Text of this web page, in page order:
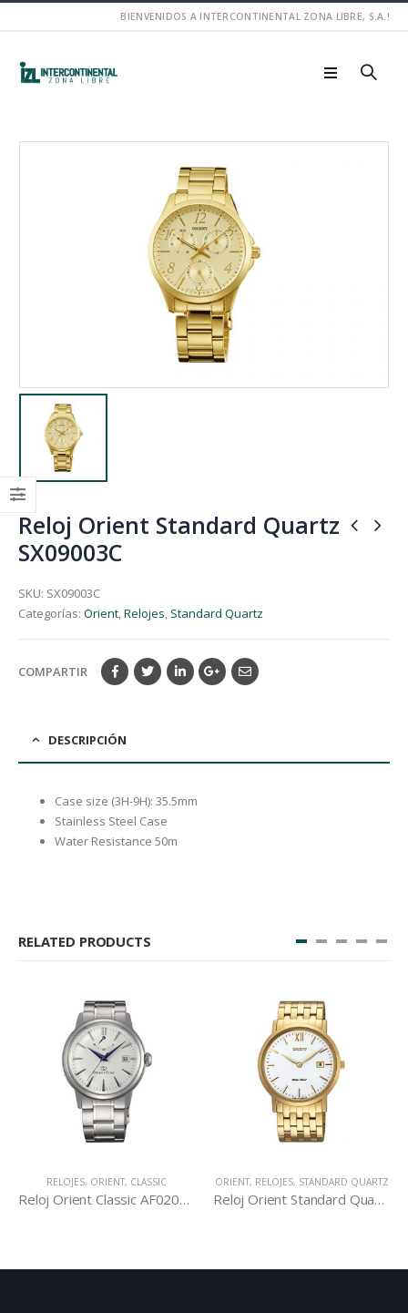
BIENVENIDOS A INTERCONTINENTAL ZONA LIBRE, S.A.!
Reloj Orient Standard Quartz
SX09003C
SKU: SX09003C
Categorías: Orient,Relojes, Standard Quartz
COMPARTIR
DESCRIPCIÓN
Case size (3H-9H): 35.5mm
Stainless Steel Case
Water Resistance 50m
RELATED PRODUCTS
RELOJES, ORIENT, CLASSIC
Reloj Orient Classic AF02003W
ORIENT, RELOJES, STANDARD QUARTZ
Reloj Orient Standard Quartz GW00001W